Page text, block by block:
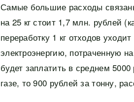
Самые большие расходы
на 25 кг стоит 1,7 млн. рублей
переработку 1 кг отходов
электроэнергию, потраченную
будет заплатить в среднем
газе, то 900 рублей за тонну,